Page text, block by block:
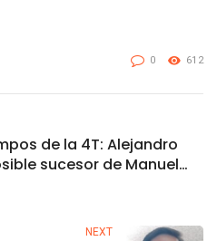
0 612
de la 4T: Alejandro
sucesor de Manuel
NEXT